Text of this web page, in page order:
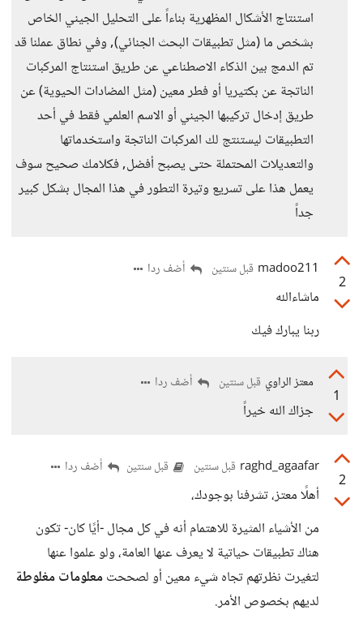
استنتاج الأشكال المظهرية بناءاً على التحليل الجيني الخاص
بشخص ما (مثل تطبيقات البحث الجنائي), وفي نطاق عملنا قد
تم الدمج بين الذكاء الاصطناعي عن طريق استنتاج المركبات
الناتجة عن بكتيريا أو فطر معين (مثل المضادات الحيوية) عن
طريق إدخال تركيبها الجيني أو الاسم العلمي فقط في أحد
التطبيقات ليستنتج لك المركبات الناتجة واستخدماتها
والتعديلات المحتملة حتى يصبح أفضل, فكلامك صحيح سوف
يعمل هذا على تسريع وتيرة التطور في هذا المجال بشكل كبير
جداً
2
madoo211 قبل سنتين أضف ردا
ماشاءالله
ربنا يبارك فيك
1
معتز الراوي قبل سنتين أضف ردا
جزاك الله خيراً
2
raghd_agaafar قبل سنتين قبل سنتين أضف ردا
أهلًا معتز، تشرفنا بوجودك،
من الأشياء المثيرة للاهتمام أنه في كل مجال -أيًا كان- تكون
هناك تطبيقات حياتية لا يعرف عنها العامة، ولو علموا عنها
لتغيرت نظرتهم تجاه شيء معين أو لصححتمعلومات مغلوطة
لديهم بخصوص الأمر.